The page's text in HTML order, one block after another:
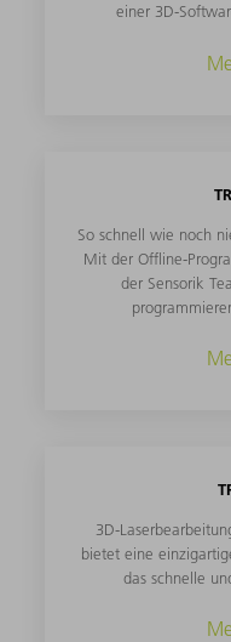
einer 3D-
So schnell wie noch
Mit der Offline-
der Sensorik
3D-
bietet eine
das schnelle